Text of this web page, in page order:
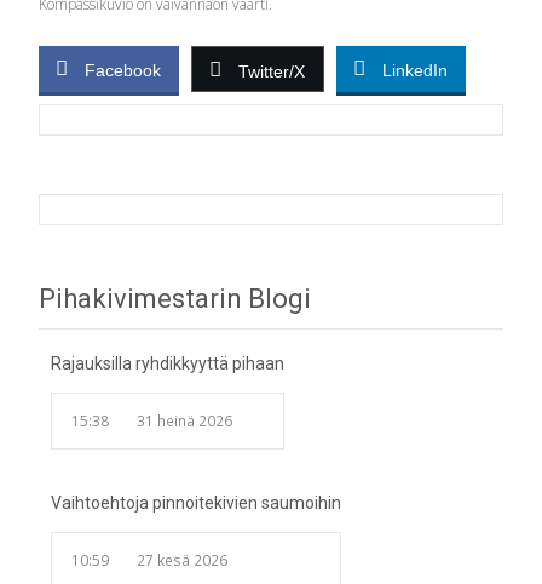
Kompassikuvio on vaivannäön väärti.
Facebook Twitter/X LinkedIn
Post
navigation
Pihakivimestarin Blogi
Rajauksilla ryhdikkyyttä pihaan
15:38 31 heinä 2026
Vaihtoehtoja pinnoitekivien saumoihin
10:59 27 kesä 2026